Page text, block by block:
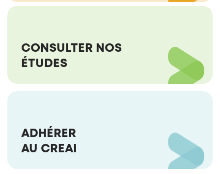
CONSULTER NOS
ÉTUDES
ADHÉRER
AU CREAI